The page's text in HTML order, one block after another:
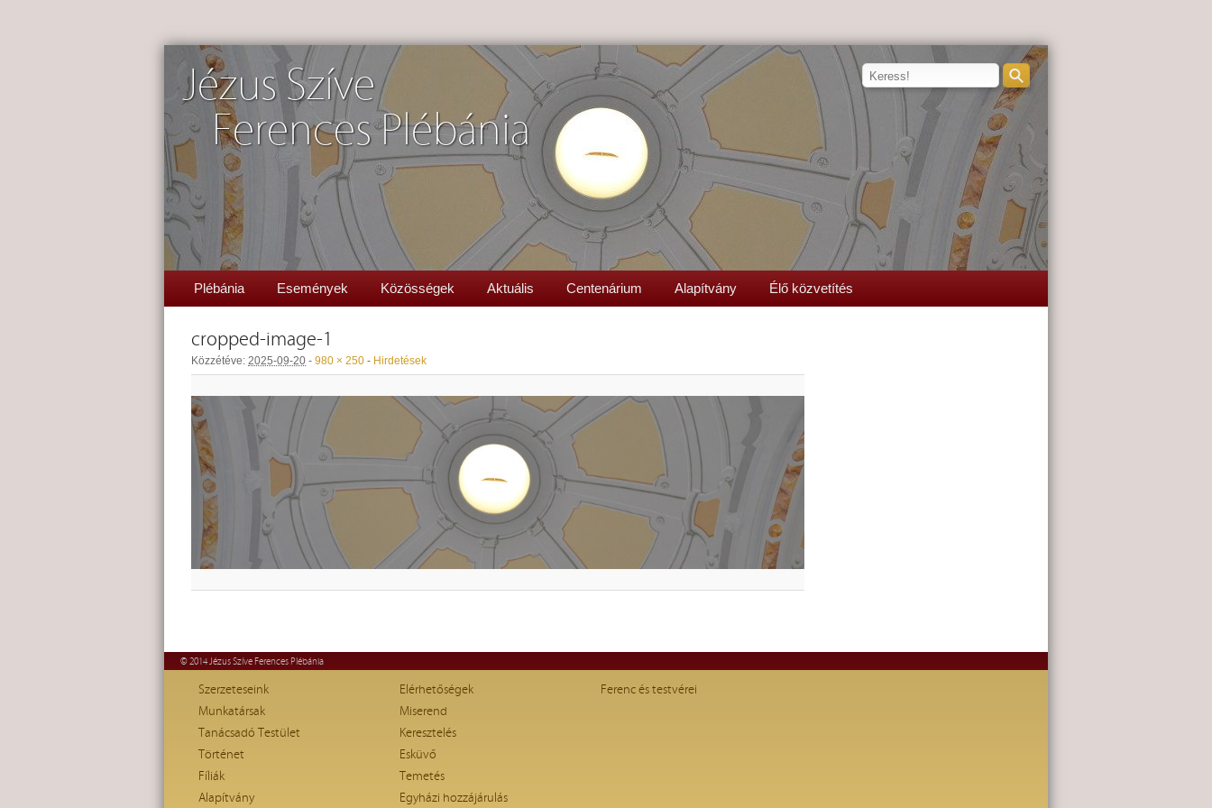
Jézus Szíve
Ferences Plébánia
Plébánia Események Közösségek Aktuális Centenárium Alapítvány Élő közvetítés
cropped-image-1
Közzétéve: 2025-09-20 - 980 × 250 - Hirdetések
© 2014 Jézus Szíve Ferences Plébánia
Szerzeteseink
Munkatársak
Tanácsadó Testület
Történet
Fíliák
Alapítvány
Elérhetőségek
Miserend
Keresztelés
Esküvő
Temetés
Egyházi hozzájárulás
Ferenc és testvérei